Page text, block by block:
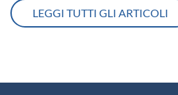
LEGGI TUTTI GLI ARTICOLI